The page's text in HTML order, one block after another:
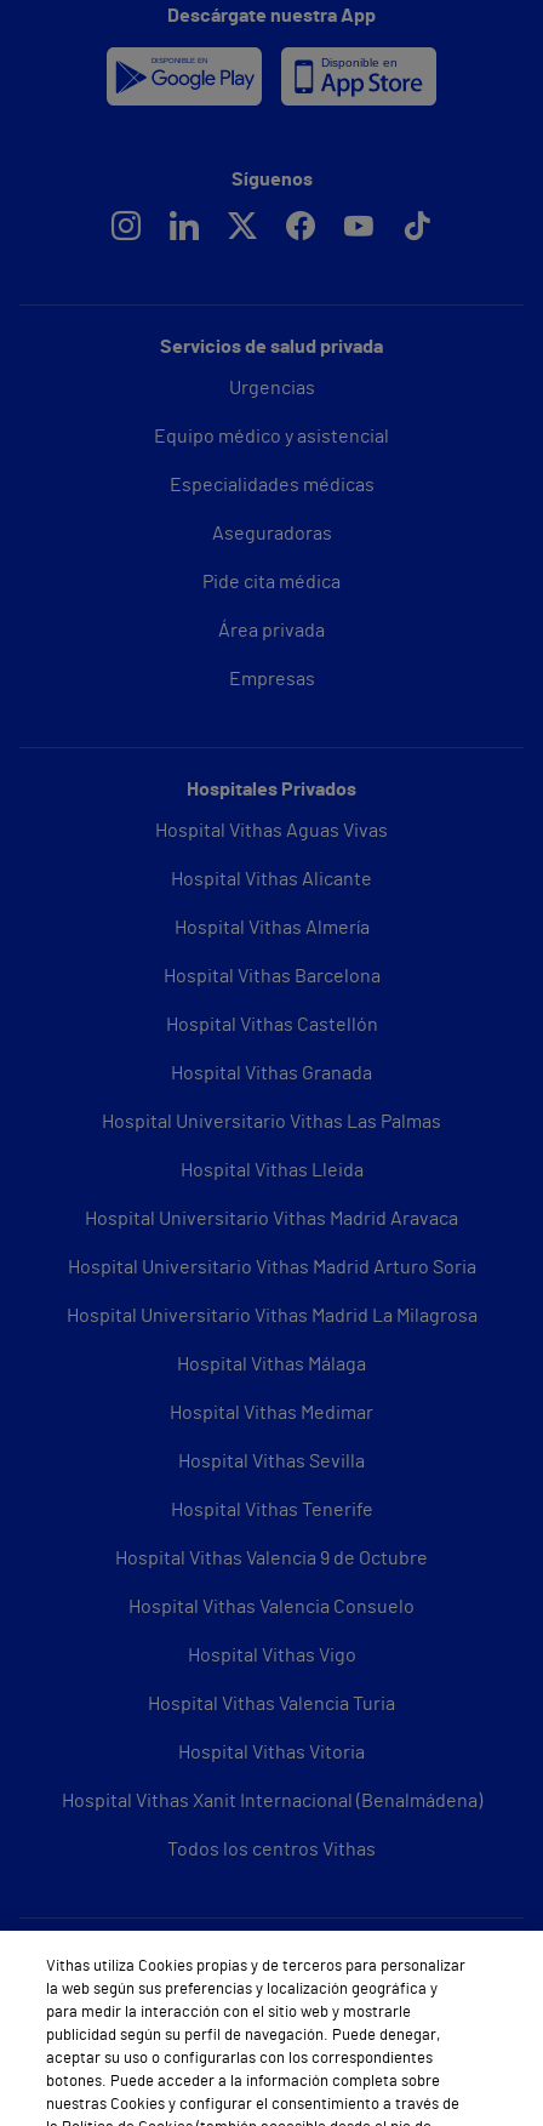
Servicios de salud privada
Urgencias
Equipo médico y asistencial
Especialidades médicas
Aseguradoras
Pide cita médica
Área privada
Empresas
Hospitales Privados
Hospital Vithas Aguas Vivas
Hospital Vithas Alicante
Hospital Vithas Almería
Hospital Vithas Barcelona
Hospital Vithas Castellón
Hospital Vithas Granada
Hospital Universitario Vithas Las Palmas
Hospital Vithas Lleida
Hospital Universitario Vithas Madrid Aravaca
Hospital Universitario Vithas Madrid Arturo Soria
Hospital Universitario Vithas Madrid La Milagrosa
Hospital Vithas Málaga
Hospital Vithas Medimar
Hospital Vithas Sevilla
Hospital Vithas Tenerife
Hospital Vithas Valencia 9 de Octubre
Hospital Vithas Valencia Consuelo
Hospital Vithas Vigo
Hospital Vithas Valencia Turia
Hospital Vithas Vitoria
Hospital Vithas Xanit Internacional (Benalmádena)
Todos los centros Vithas
Sobre Vithas
Quiénes somos
Trabajar en Vithas
Teléfono Cita Médica
Descárgate nuestra App
Síguenos
Vithas utiliza Cookies propias y de terceros para personalizar
la web según sus preferencias y localización geográfica y
para medir la interacción con el sitio web y mostrarle
publicidad según su perfil de navegación. Puede denegar,
aceptar su uso o configurarlas con los correspondientes
botones. Puede acceder a la información completa sobre
nuestras Cookies y configurar el consentimiento a través de